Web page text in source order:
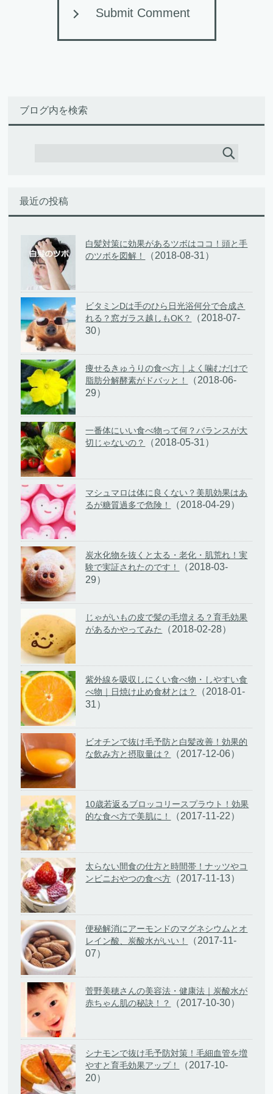
Submit Comment
ブログ内を検索
最近の投稿
白髪対策に効果があるツボはココ！頭と手
のツボを図解！
（2018-08-31）
ビタミンDは手のひら日光浴何分で合成さ
れる？窓ガラス越しもOK？
（2018-07-
30）
痩せるきゅうりの食べ方｜よく噛むだけで
脂肪分解酵素がドバッと！
（2018-06-
29）
一番体にいい食べ物って何？バランスが大
切じゃないの？
（2018-05-31）
マシュマロは体に良くない？美肌効果はあ
るが糖質過多で危険！
（2018-04-29）
炭水化物を抜くと太る・老化・肌荒れ！実
験で実証されたのです！
（2018-03-
29）
じゃがいもの皮で髪の毛増える？育毛効果
があるかやってみた
（2018-02-28）
紫外線を吸収しにくい食べ物・しやすい食
べ物｜日焼け止め食材とは？
（2018-01-
31）
ビオチンで抜け毛予防と白髪改善！効果的
な飲み方と摂取量は？
（2017-12-06）
10歳若返るブロッコリースプラウト！効果
的な食べ方で美肌に！
（2017-11-22）
太らない間食の仕方と時間帯！ナッツやコ
ンビニおやつの食べ方 （2017-11-13）
便秘解消にアーモンドのマグネシウムとオ
レイン酸、炭酸水がいい！
（2017-11-
07）
菅野美穂さんの美容法・健康法｜炭酸水が
赤ちゃん肌の秘訣！？
（2017-10-30）
シナモンで抜け毛予防対策！毛細血管を増
やすと育毛効果アップ！
（2017-10-
20）